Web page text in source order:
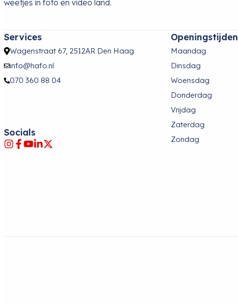
weetjes in foto en video land.
Services
Wagenstraat 67, 2512AR Den Haag
info@hafo.nl
070 360 88 04
Socials
Openingstijden
Maandag
Dinsdag
Woensdag
Donderdag
Vrijdag
Zaterdag
Zondag